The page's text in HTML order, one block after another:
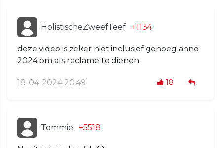
HolistischeZweefTeef +1134
deze video is zeker niet inclusief genoeg anno
2024 om als reclame te dienen.
18-04-2024 20:49 18
Tommie +5518